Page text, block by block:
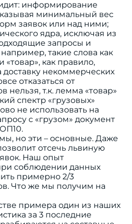
информирование
минимальный вес
заявок или над ними;
ядра, исключая из
запросы и
такие слова как
«товар», как правило,
доставку некоммерческих
отказаться от
нельзя, т.к. лемма «товар»
спектр «грузовых»
не использовать на
с «грузом» документ
но эти – основные. Даже
отсечь львиную
Наш опыт
соблюдении данных
примерно 2/3
Что же мы получим на
примера один из наших
за 3 последние